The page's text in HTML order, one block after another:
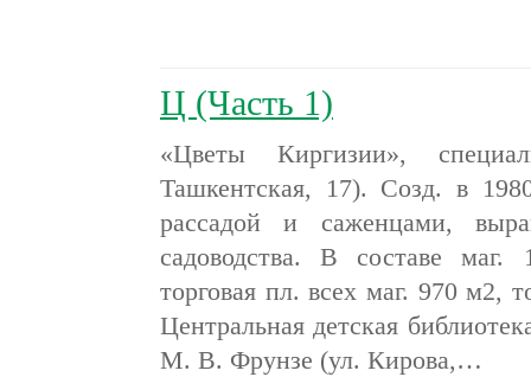
Ц (Часть 1)
«Цветы Киргизии»,
Ташкентская, 17). Созд. в
рассадой и саженцами,
садоводства. В составе
торговая пл. всех маг. 970 м2,
Центральная детская
М. В. Фрунзе (ул. Кирова,…